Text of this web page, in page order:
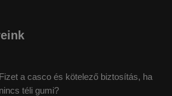
Fizet a casco és kötelező biztosítás, ha
nincs téli gumi?